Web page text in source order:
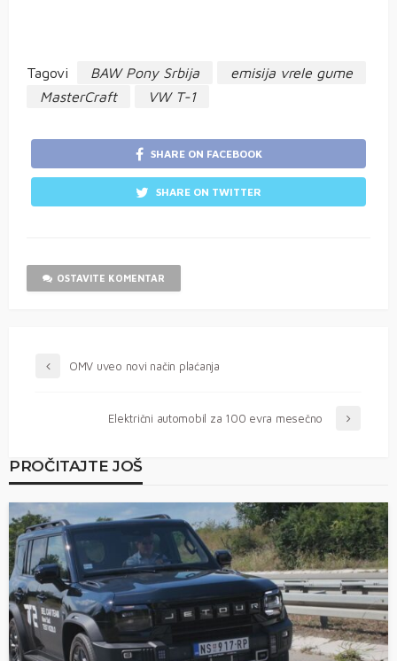
Tagovi BAW Pony Srbija
emisija vrele gume
MasterCraft
VW T-1
SHARE ON FACEBOOK
SHARE ON TWITTER
OSTAVITE KOMENTAR
OMV uveo novi način plaćanja
Električni automobil za 100 evra mesečno
PROČITAJTE JOŠ